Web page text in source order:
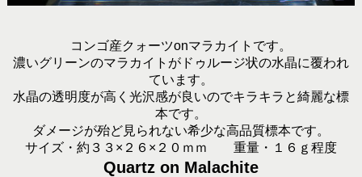
コンゴ産クォーツonマラカイトです。
濃いグリーンのマラカイトがドゥルージ状の水晶に覆われ
ています。
水晶の透明度が高く光沢感が良いのでキラキラと綺麗な標
本です。
ダメージが殆ど見られない希少な高品質標本です。
サイズ・約３３×２６×２０ｍｍ 重量・１６ｇ程度
Quartz on Malachite